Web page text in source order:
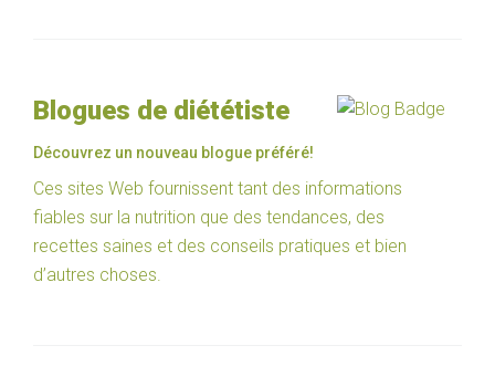
Blogues de diététiste
Découvrez un nouveau blogue préféré!
Ces sites Web fournissent tant des informations
fiables sur la nutrition que des tendances, des
recettes saines et des conseils pratiques et bien
d’autres choses.